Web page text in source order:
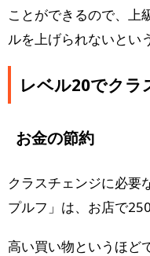
ことができるので、上
ルを上げられないとい
レベル20でクラ
お金の節約
クラスチェンジに必要
プルフ」は、お店で
高い買い物というほど